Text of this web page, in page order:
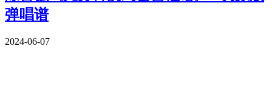
弹唱谱
2024-06-07